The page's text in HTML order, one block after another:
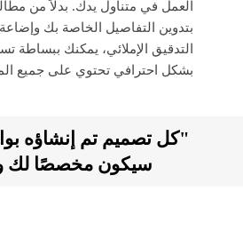
العمل في متناول يدك. بدلاً من
بتدوين التفاصيل الخاصة بك
التدقيق الإملائي، يمكنك ببساطة
بشكل احترافي تحتوي على جميع
سيكون مخصصًا لك